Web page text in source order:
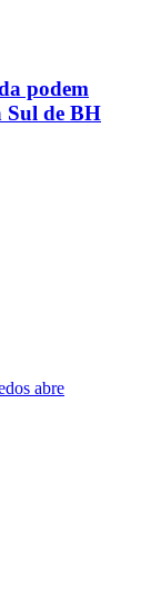
podem
Sul de BH
abre